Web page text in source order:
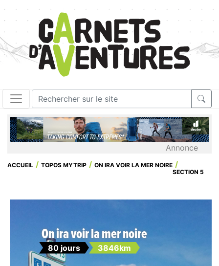
Annonce
ACCUEIL TOPOS MYTRIP
ON IRA VOIR LA MER NOIRE
SECTION 5
On ira voir la mer noire
80 jours 3846km